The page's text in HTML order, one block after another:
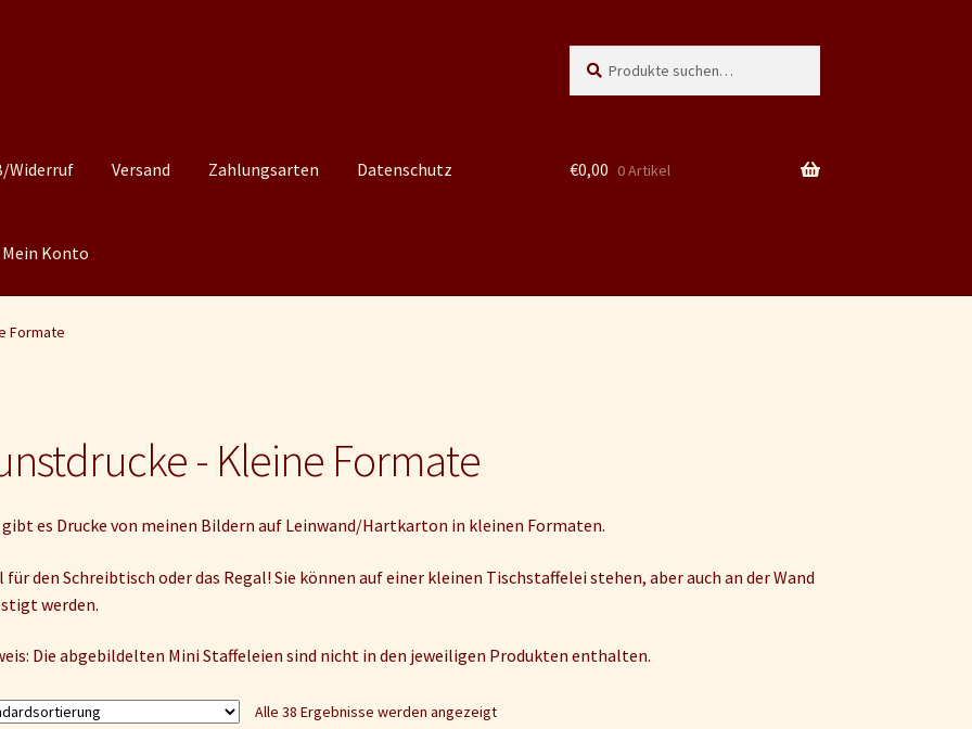
nach:
Widerruf Versand Zahlungsarten Datenschutz
Mein Konto
€0,00 0 Artikel
Formate
- Kleine Formate
es Drucke von meinen Bildern auf Leinwand/Hartkarton in kleinen Formaten.
für den Schreibtisch oder das Regal! Sie können auf einer kleinen Tischstaffelei stehen, aber auch an der Wand
werden.
Die abgebildelten Mini Staffeleien sind nicht in den jeweiligen Produkten enthalten.
Alle 38 Ergebnisse werden angezeigt